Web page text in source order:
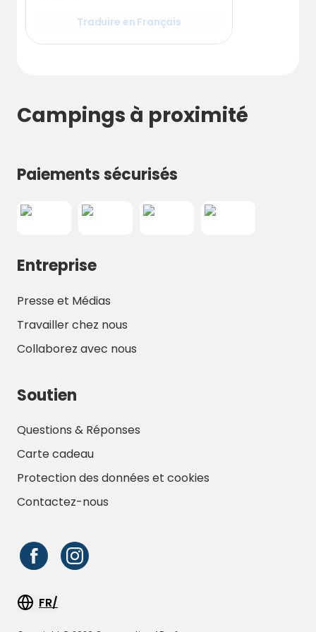
Traduire en Français
Campings à proximité
Paiements sécurisés
Entreprise
Presse et Médias
Travailler chez nous
Collaborez avec nous
Soutien
Questions & Réponses
Carte cadeau
Protection des données et cookies
Contactez-nous
FR/